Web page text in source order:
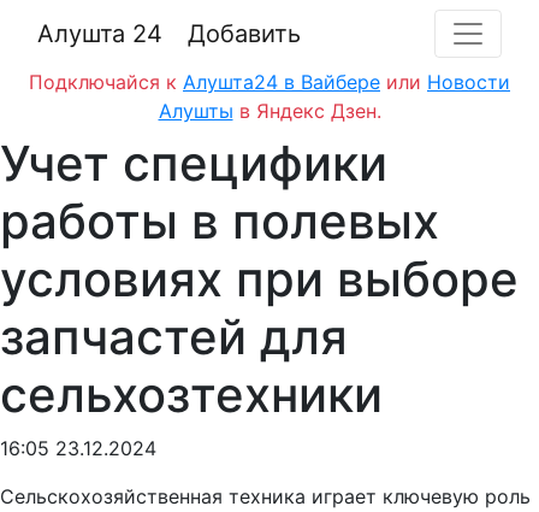
Алушта 24 Добавить
Подключайся к Алушта24 в Вайбере или Новости
Алушты в Яндекс Дзен.
Учет специфики
работы в полевых
условиях при выборе
запчастей для
сельхозтехники
16:05 23.12.2024
Сельскохозяйственная техника играет ключевую роль